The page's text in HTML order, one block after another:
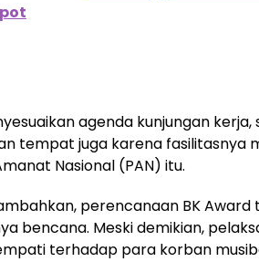
agenda kunjungan
tempat juga karena fasilitasnya
Nasional (PAN) itu.
perencanaan BK
bencana. Meski demikian,
terhadap para korban